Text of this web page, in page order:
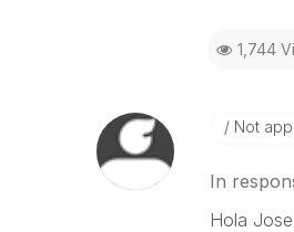
1,744
Not
In
Hola